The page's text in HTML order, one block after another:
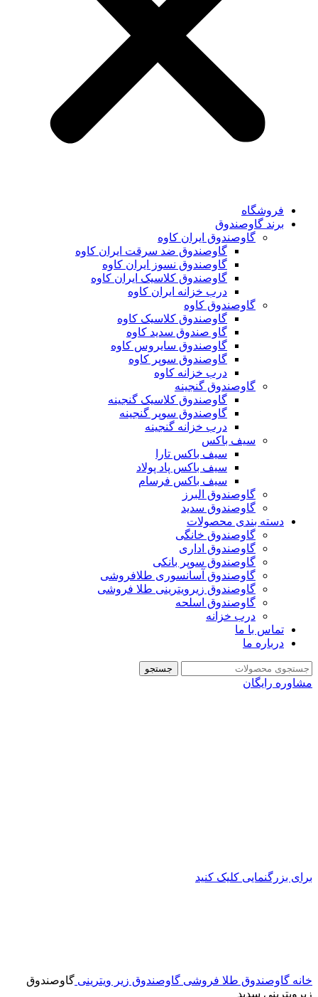
فروشگاه
برند گاوصندوق
گاوصندوق ایران کاوه
گاوصندوق ضد سرقت ایران کاوه
گاوصندوق نسوز ایران کاوه
گاوصندوق کلاسیک ایران کاوه
درب خزانه ایران کاوه
گاوصندوق کاوه
گاوصندوق کلاسیک کاوه
گاو صندوق سدید کاوه
گاوصندوق سایروس کاوه
گاوصندوق سوپر کاوه
درب خزانه کاوه
گاوصندوق گنجینه
گاوصندوق کلاسیک گنجینه
گاوصندوق سوپر گنجینه
درب خزانه گنجینه
سیف باکس
سیف باکس تارا
سیف باکس پاد پولاد
سیف باکس فرسام
گاوصندوق البرز
گاوصندوق سدید
دسته بندی محصولات
گاوصندوق خانگی
گاوصندوق اداری
گاوصندوق سوپر بانکی
گاوصندوق آسانسوری طلافروشی
گاوصندوق زیرویترینی طلا فروشی
گاوصندوق اسلحه
درب خزانه
تماس با ما
درباره ما
جستجو
مشاوره رایگان
برای بزرگنمایی کلیک کنید
خانه گاوصندوق طلا فروشی گاوصندوق زیر ویترینی گاوصندوق
زیرویترینی سدید